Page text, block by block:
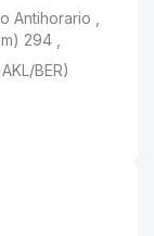
exterior (mm) 294 ,
BER)